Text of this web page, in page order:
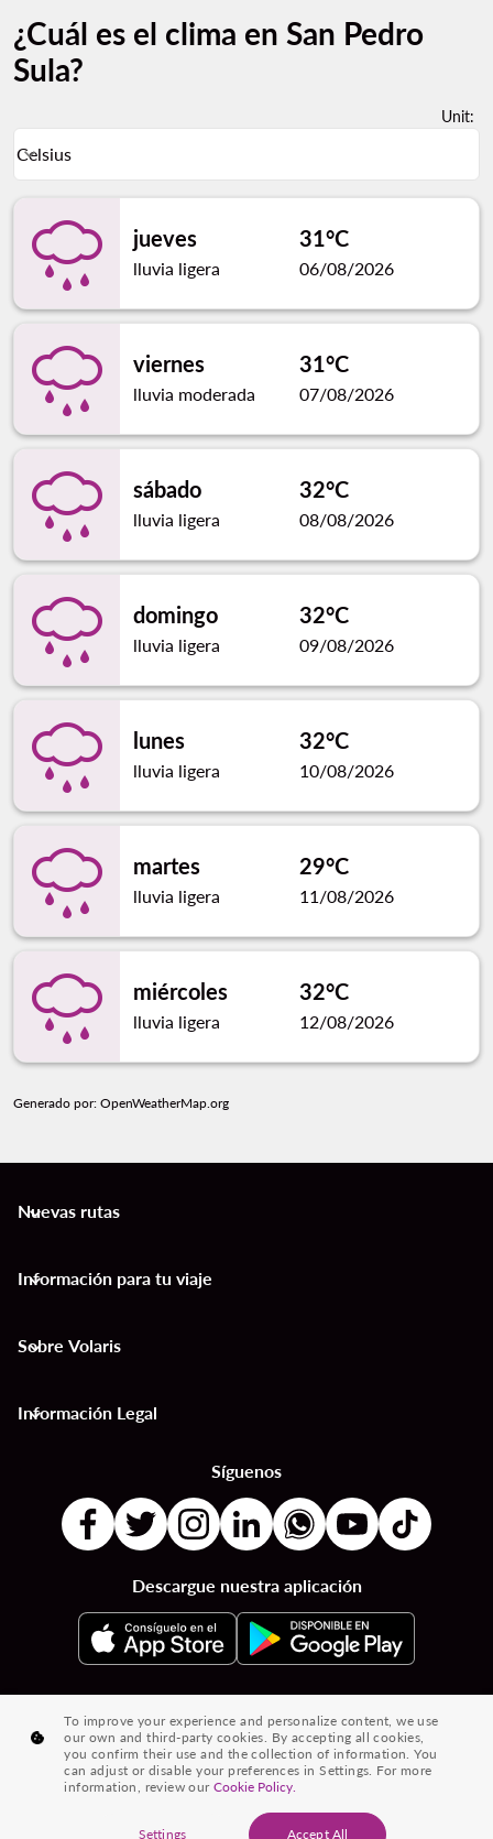
¿Cuál es el clima en San Pedro
Sula?
Unit:
Celsius
keyboard_arrow_down
jueves
lluvia ligera
31°C
06/08/2026
viernes
lluvia moderada
31°C
07/08/2026
sábado
lluvia ligera
32°C
08/08/2026
domingo
lluvia ligera
32°C
09/08/2026
lunes
lluvia ligera
32°C
10/08/2026
martes
lluvia ligera
29°C
11/08/2026
miércoles
lluvia ligera
32°C
12/08/2026
Generado por: OpenWeatherMap.org
Nuevas rutas
keyboard_arrow_down
Información para tu viaje
keyboard_arrow_down
Sobre Volaris
keyboard_arrow_down
Información Legal
keyboard_arrow_down
Síguenos
Descargue nuestra aplicación
Destinos por Países | Destinos por Ciudades | Vuelos desde País a País
Vuelos de Ciudad a Ciudad | Vuelos de Países a Ciudades |
Vuelos desde Ciudades | Vuelos desde Países
® 2026 Volaris y su logotipo son marcas registradas de Volaris
To improve your experience and personalize content, we use
our own and third-party cookies. By accepting all cookies,
you confirm their use and the collection of information. You
can adjust or disable your preferences in Settings. For more
information, review ourCookie Policy.
Settings Accept All